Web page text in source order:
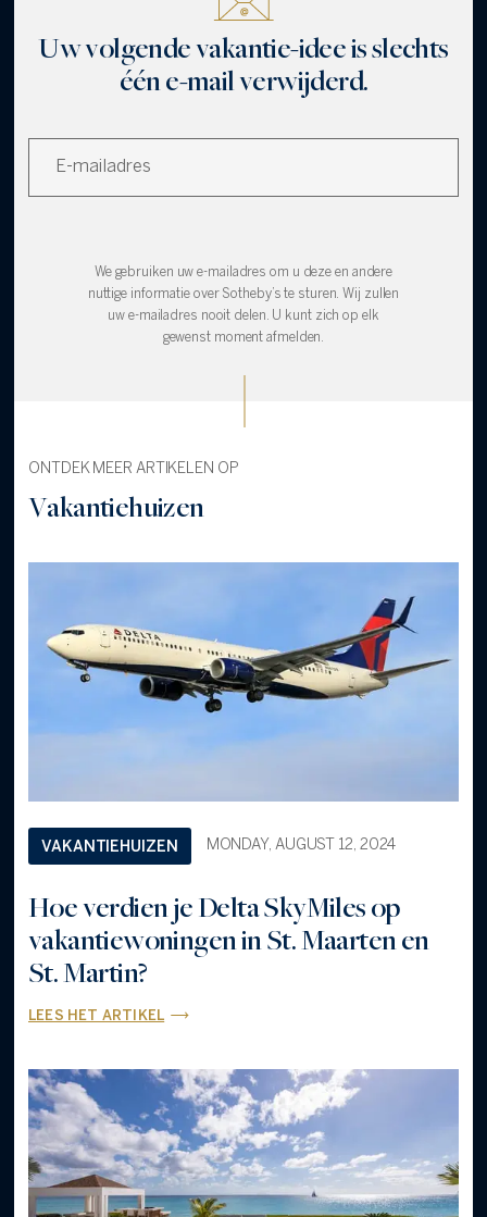
Uw volgende vakantie-idee is slechts
één e-mail verwijderd.
We gebruiken uw e-mailadres om u deze en andere
nuttige informatie over Sotheby’s te sturen. Wij zullen
uw e-mailadres nooit delen. U kunt zich op elk
gewenst moment afmelden.
ONTDEK MEER ARTIKELEN OP
Vakantiehuizen
VAKANTIEHUIZEN MONDAY, AUGUST 12, 2024
Hoe verdien je Delta SkyMiles op
vakantiewoningen in St. Maarten en
St. Martin?
LEES HET ARTIKEL